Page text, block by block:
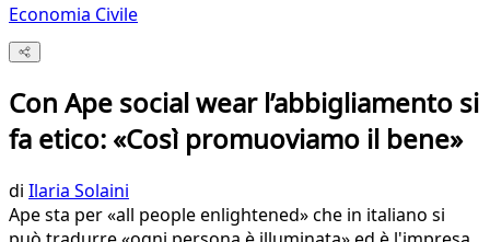
Economia Civile
Con Ape social wear l’abbigliamento si
fa etico: «Così promuoviamo il bene»
di Ilaria Solaini
Ape sta per «all people enlightened» che in italiano si